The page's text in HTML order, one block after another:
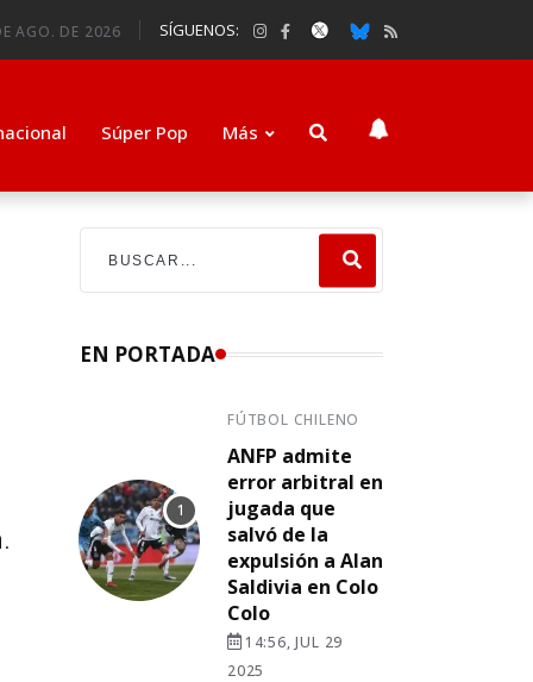
AGO. DE 2026 SÍGUENOS:
Súper Pop Más
EN PORTADA
FÚTBOL CHILENO
ANFP admite
error arbitral en
jugada que
salvó de la
expulsión a Alan
Saldivia en Colo
Colo
14:56, JUL 29
2025